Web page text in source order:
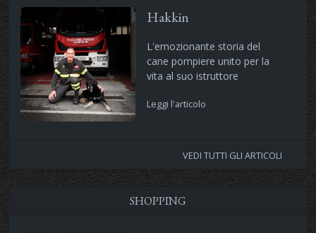
Hakkin
L'emozionante storia del
cane pompiere unito per la
vita al suo istruttore
Leggi l'articolo
VEDI TUTTI GLI ARTICOLI
SHOPPING